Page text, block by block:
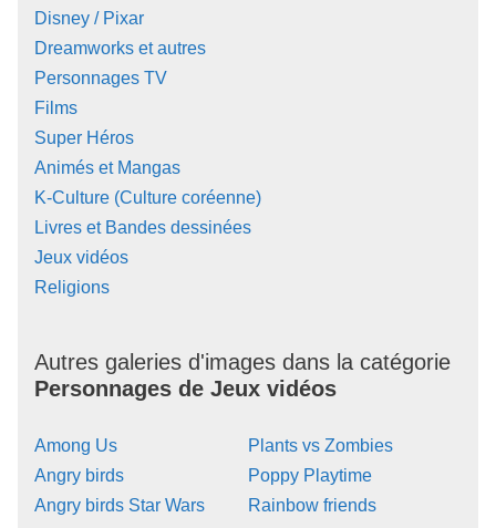
Disney / Pixar
Dreamworks et autres
Personnages TV
Films
Super Héros
Animés et Mangas
K-Culture (Culture coréenne)
Livres et Bandes dessinées
Jeux vidéos
Religions
Autres galeries d'images dans la catégorie
Personnages de Jeux vidéos
Among Us
Angry birds
Angry birds Star Wars
Plants vs Zombies
Poppy Playtime
Rainbow friends